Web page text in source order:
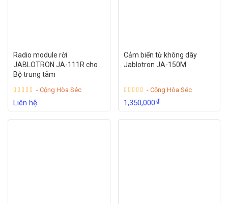
Radio module rời
JABLOTRON JA-111R cho
Bộ trung tâm
- Cộng Hòa Séc
Liên hệ
Cảm biến từ không dây
Jablotron JA-150M
- Cộng Hòa Séc
1,350,000₫